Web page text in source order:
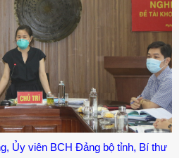
Ủy viên BCH Đảng bộ tỉnh, Bí thư